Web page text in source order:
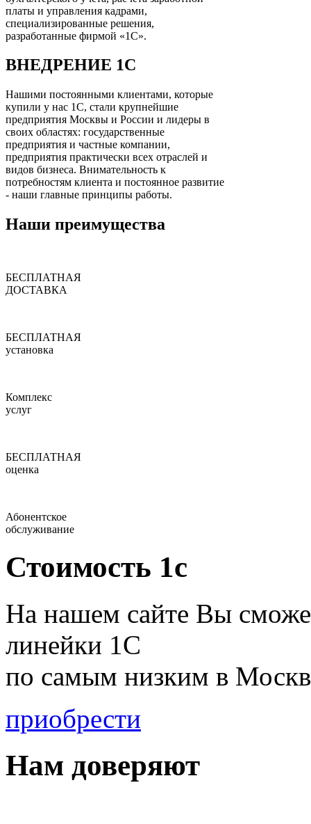
платы и управления кадрами,
специализированные решения,
разработанные фирмой «1С».
ВНЕДРЕНИЕ 1С
Нашими постоянными клиентами, которые
купили у нас 1С, стали крупнейшие
предприятия Москвы и России и лидеры в
своих областях: государственные
предприятия и частные компании,
предприятия практически всех отраслей и
видов бизнеса. Внимательность к
потребностям клиента и постоянное развитие
- наши главные принципы работы.
Наши преимущества
БЕСПЛАТНАЯ
ДОСТАВКА
БЕСПЛАТНАЯ
установка
Комплекс
услуг
БЕСПЛАТНАЯ
оценка
Абонентское
обслуживание
Стоимость 1с
На нашем сайте Вы
линейки 1С
по самым низким в
приобрести
Нам доверяют